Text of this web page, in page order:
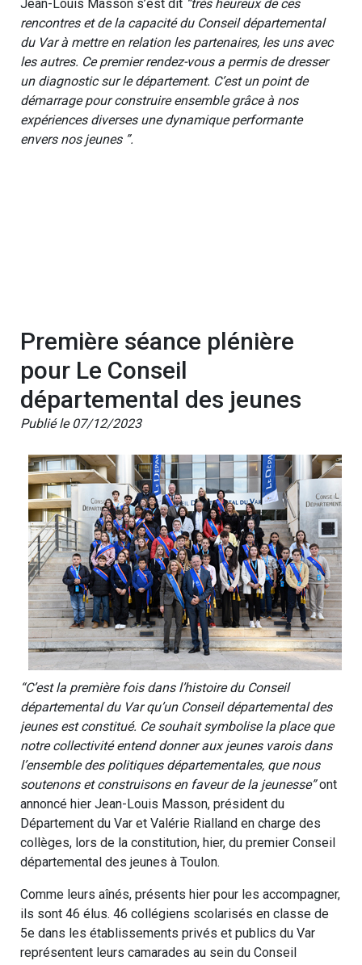
Jean-Louis Masson s’est dit “très heureux de ces
rencontres et de la capacité du Conseil départemental
du Var à mettre en relation les partenaires, les uns avec
les autres. Ce premier rendez-vous a permis de dresser
un diagnostic sur le département. C’est un point de
démarrage pour construire ensemble grâce à nos
expériences diverses une dynamique performante
envers nos jeunes ”.
Première séance plénière
pour Le Conseil
départemental des jeunes
Publié le 07/12/2023
“C’est la première fois dans l’histoire du Conseil
départemental du Var qu’un Conseil départemental des
jeunes est constitué. Ce souhait symbolise la place que
notre collectivité entend donner aux jeunes varois dans
l’ensemble des politiques départementales, que nous
soutenons et construisons en faveur de la jeunesse”ont
annoncé hier Jean-Louis Masson, président du
Département du Var et Valérie Rialland en charge des
collèges, lors de la constitution, hier, du premier Conseil
départemental des jeunes à Toulon.
Comme leurs aînés, présents hier pour les accompagner,
ils sont 46 élus. 46 collégiens scolarisés en classe de
5e dans les établissements privés et publics du Var
représentent leurs camarades au sein du Conseil